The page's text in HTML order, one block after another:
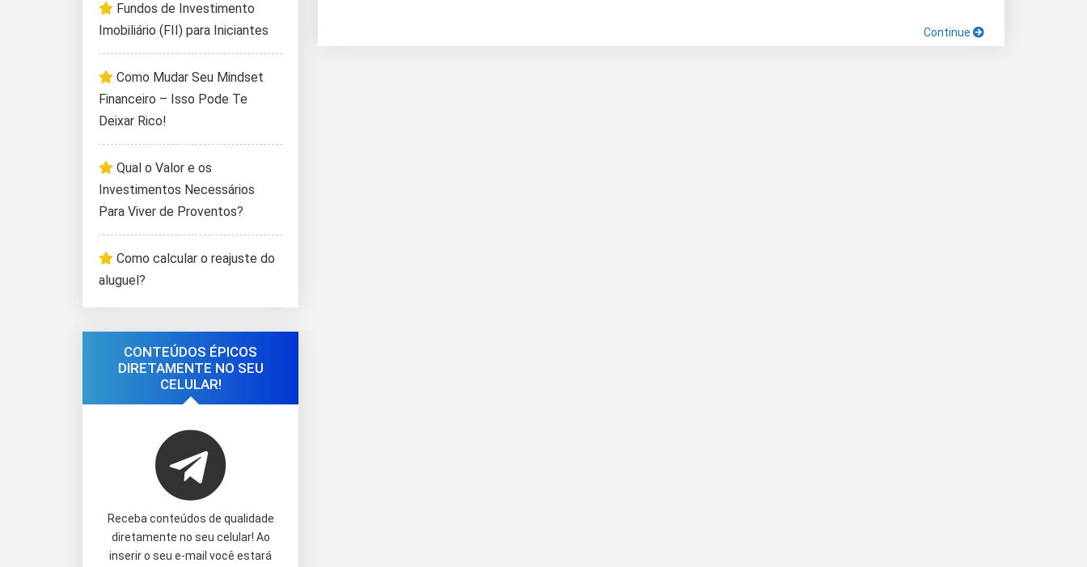
Continue
Fundos de Investimento
Imobiliário (FII) para Iniciantes
Como Mudar Seu Mindset
Financeiro – Isso Pode Te
Deixar Rico!
Qual o Valor e os
Investimentos Necessários
Para Viver de Proventos?
Como calcular o reajuste do
aluguel?
CONTEÚDOS ÉPICOS
DIRETAMENTE NO SEU
CELULAR!
Receba conteúdos de qualidade
diretamente no seu celular! Ao
inserir o seu e-mail você estará